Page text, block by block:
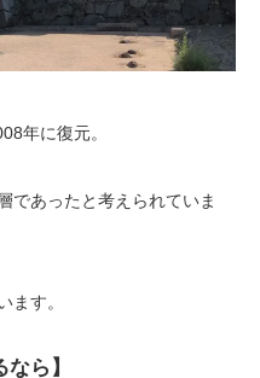
年に復元。
であったと考えられていま
ます。
ら】